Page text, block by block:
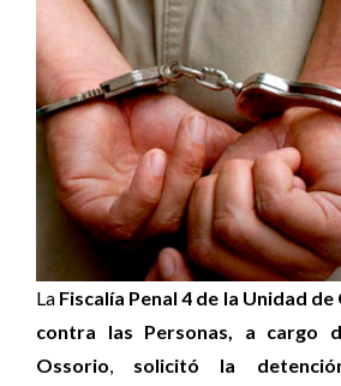
La Fiscalía Penal 4 de la Unidad
contra las Personas, a cargo
Ossorio, solicitó la